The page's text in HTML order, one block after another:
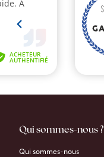
Qui sommes-nous ?
Qui sommes-nous